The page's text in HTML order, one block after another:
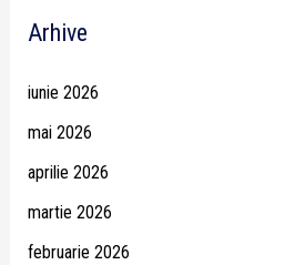
Arhive
iunie 2026
mai 2026
aprilie 2026
martie 2026
februarie 2026